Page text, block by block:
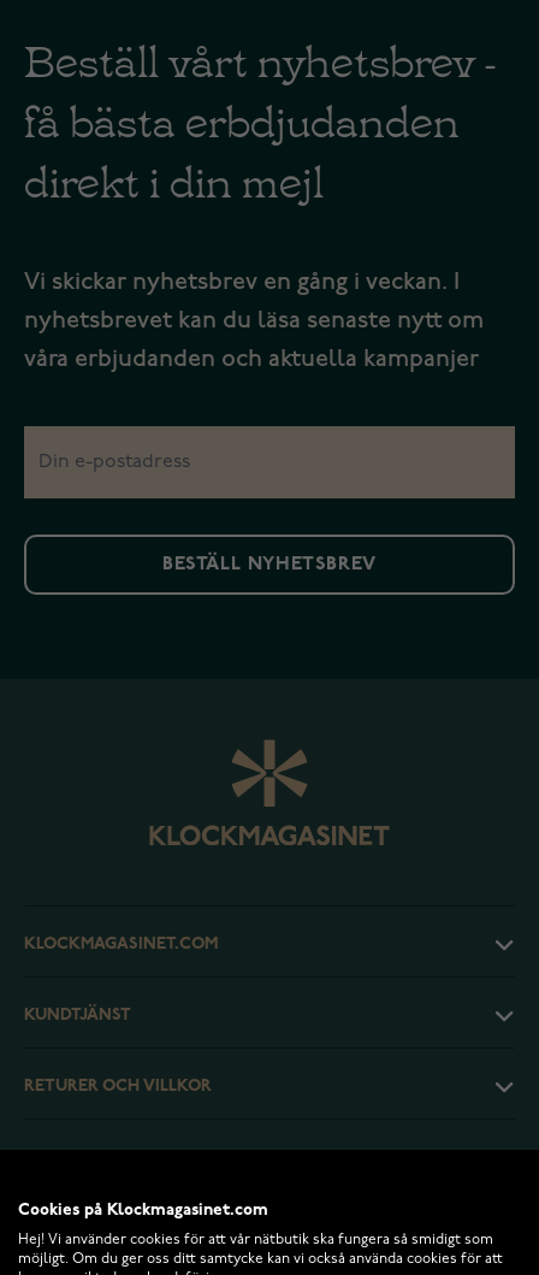
Beställ vårt nyhetsbrev -
få bästa erbdjudanden
direkt i din mejl
Vi skickar nyhetsbrev en gång i veckan. I
nyhetsbrevet kan du läsa senaste nytt om
våra erbjudanden och aktuella kampanjer
BESTÄLL NYHETSBREV
KLOCKMAGASINET.COM
KUNDTJÄNST
RETURER OCH VILLKOR
Cookies på Klockmagasinet.com
Hej! Vi använder cookies för att vår nätbutik ska fungera så smidigt som
möjligt. Om du ger oss ditt samtycke kan vi också använda cookies för att